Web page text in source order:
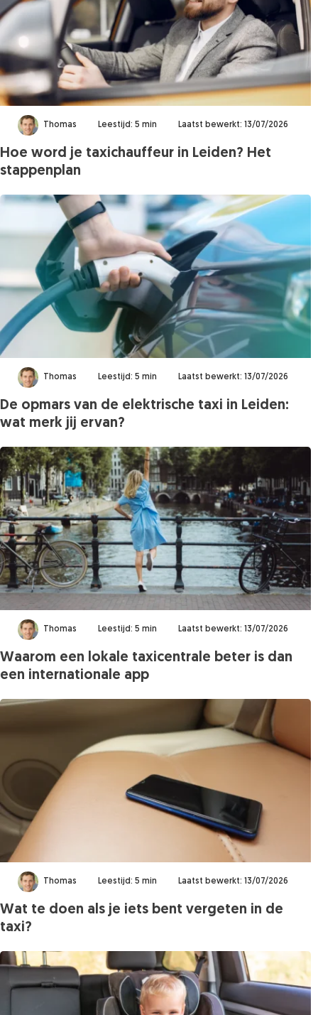
Thomas Leestijd: 5 min Laatst bewerkt: 13/07/2026
Hoe word je taxichauffeur in Leiden? Het
stappenplan
Thomas Leestijd: 5 min Laatst bewerkt: 13/07/2026
De opmars van de elektrische taxi in Leiden:
wat merk jij ervan?
Thomas Leestijd: 5 min Laatst bewerkt: 13/07/2026
Waarom een lokale taxicentrale beter is dan
een internationale app
Thomas Leestijd: 5 min Laatst bewerkt: 13/07/2026
Wat te doen als je iets bent vergeten in de
taxi?